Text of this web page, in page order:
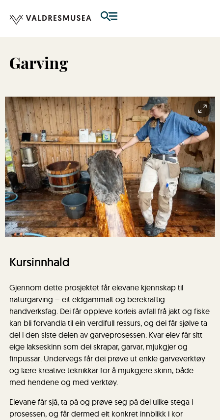
Garving
Kursinnhald
Gjennom dette prosjektet får elevane kjennskap til
naturgarving – eit eldgammalt og berekraftig
handverksfag. Dei får oppleve korleis avfall frå jakt og fiske
kan bli forvandla til ein verdifull ressurs, og dei får sjølve ta
del i den siste delen av garveprosessen. Kvar elev får sitt
eige lakseskinn som dei skrapar, garvar, mjukgjer og
finpussar. Undervegs får dei prøve ut enkle garveverktøy
og lære kreative teknikkar for å mjukgjere skinn, både
med hendene og med verktøy.
Elevane får sjå, ta på og prøve seg på dei ulike stega i
prosessen, og får dermed eit konkret innblikk i kor